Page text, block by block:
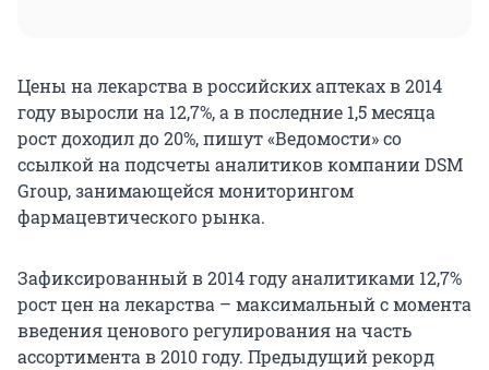
Цены на лекарства в российских аптеках в 2014
году выросли на 12,7%, а в последние 1,5 месяца
рост доходил до 20%, пишут «Ведомости» со
ссылкой на подсчеты аналитиков компании DSM
Group, занимающейся мониторингом
фармацевтического рынка.
Зафиксированный в 2014 году аналитиками 12,7%
рост цен на лекарства – максимальный с момента
введения ценового регулирования на часть
ассортимента в 2010 году. Предыдущий рекорд